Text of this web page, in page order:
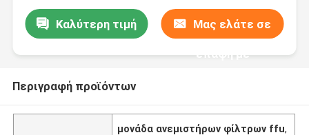
Καλύτερη τιμή Μας ελάτε σε
επαφή με
Περιγραφή προϊόντων
μονάδα ανεμιστήρων φίλτρων ffu,